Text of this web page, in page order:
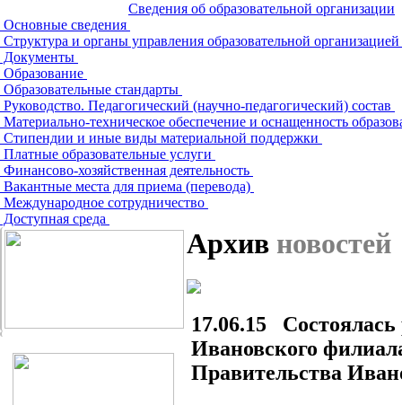
Сведения об образовательной организации
Основные сведения
Структура и органы управления образовательной организацией
Документы
Образование
Образовательные стандарты
Руководство. Педагогический (научно-педагогический) состав
Материально-техническое обеспечение и оснащенность
Стипендии и иные виды материальной поддержки
Платные образовательные услуги
Финансово-хозяйственная деятельность
Вакантные места для приема (перевода)
Международное сотрудничество
Доступная среда
Архив новостей
17.06.15 Состоялась
Ивановского
Правительства